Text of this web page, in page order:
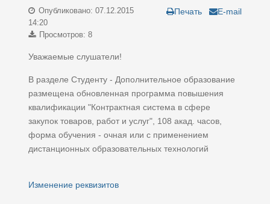
Печать E-mail
Опубликовано: 07.12.2015
14:20
Просмотров: 8
Уважаемые слушатели!
В разделе Студенту - Дополнительное образование
размещена обновленная программа повышения
квалификации "Контрактная система в сфере
закупок товаров, работ и услуг", 108 акад. часов,
форма обучения - очная или с применением
дистанционных образовательных технологий
Изменение реквизитов